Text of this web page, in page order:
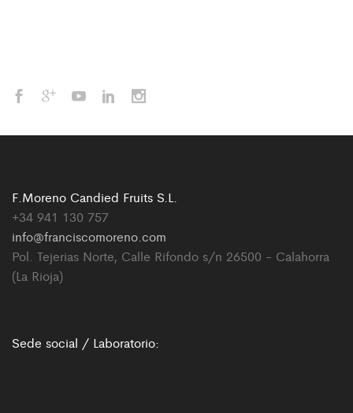
F.Moreno Candied Fruits S.L.
+34 941 130 757
info@franciscomoreno.com
Pol. Tejerias Norte, Calle Rifondo s/n 26500 - Calahorra
(La Rioja)
Sede social / Laboratorio: